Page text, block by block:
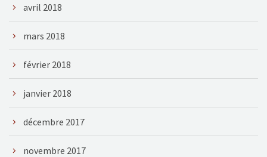
avril 2018
mars 2018
février 2018
janvier 2018
décembre 2017
novembre 2017